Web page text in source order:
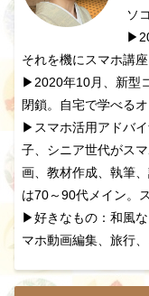
ソ
それを機にスマホ講
▶2020年10月、新型
閉鎖。自宅で学べる
▶スマホ活用アドバ
子、シニア世代がス
画、教材作成、執筆
は70～90代メイン。
▶好きなもの：和風
マホ動画編集、旅行